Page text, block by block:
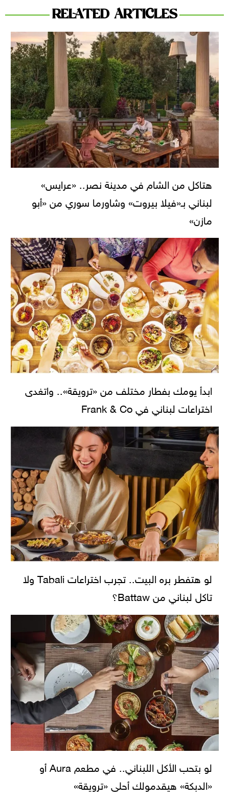
RELATED ARTICLES
هتاكل من الشام في مدينة نصر.. «عرايس»
لبناني بـ«فيلا بيروت» وشاورما سوري من «أبو
مازن»
ابدأ يومك بفطار مختلف من «ترويقة».. واتغدى
اختراعات لبناني في Frank & Co
لو هتفطر بره البيت.. تجرب اختراعات Tabali ولا
تاكل لبناني من Battaw؟
لو بتحب الأكل اللبناني.. في مطعم Aura أو
«الدبكة» هيقدمولك أحلى «ترويقة»